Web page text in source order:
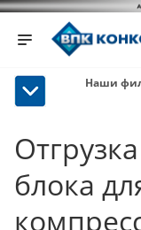
Наши
блока